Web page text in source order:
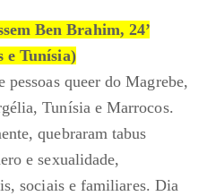
Ben Brahim, 24’
e Tunísia)
pessoas queer do Magrebe,
Tunísia e Marrocos.
quebraram tabus
e sexualidade,
sociais e familiares. Dia